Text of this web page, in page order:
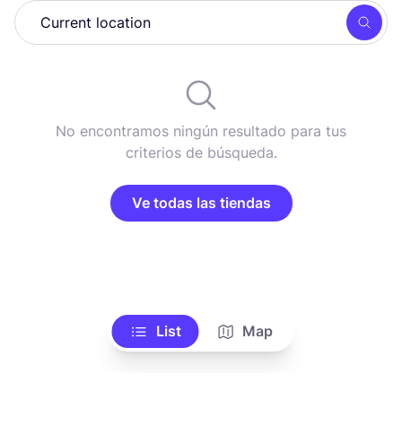
No encontramos ningún resultado para tus
criterios de búsqueda.
Ve todas las tiendas
List Map